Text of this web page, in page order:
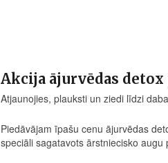
Akcija ājurvēdas
Atjaunojies, plauksti un ziedi līdzi
Piedāvājam īpašu cenu ājurvēdas
speciāli sagatavots ārstniecisko augu